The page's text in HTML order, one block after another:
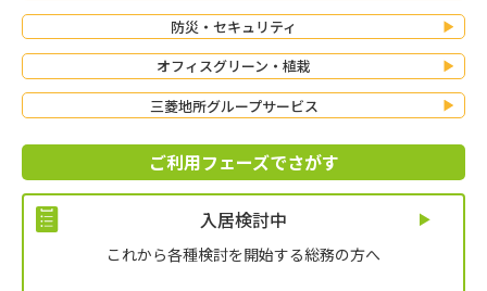
防災・セキュリティ
オフィスグリーン・植栽
三菱地所グループサービス
ご利用フェーズでさがす
入居検討中
これから各種検討を開始する総務の方へ